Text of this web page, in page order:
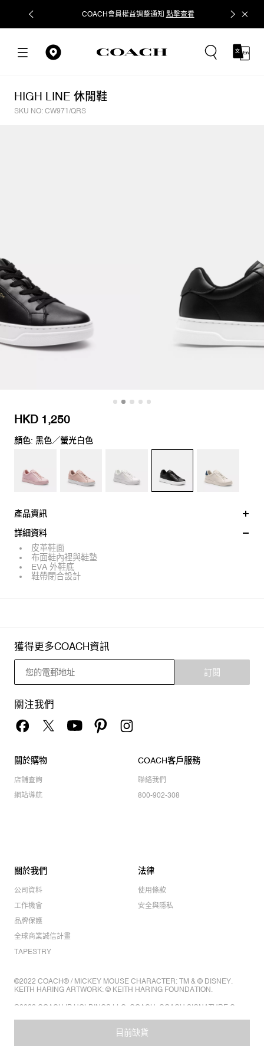
COACH會員權益調整通知點擊查看 立即追蹤
HIGH LINE 休閒鞋
SKU NO: CW971/QRS
HKD 1,250
顏色: 黑色／螢光白色
產品資訊
詳細資料
皮革鞋面
布面鞋內裡與鞋墊
EVA 外鞋底
鞋帶閉合設計
目前缺貨
獲得更多COACH資訊
訂閱
關注我們
關於購物
店舖查詢
網站導航
COACH客戶服務
聯絡我們
800-902-308
關於我們
公司資料
工作機會
品牌保護
全球商業誠信計畫
TAPESTRY
法律
使用條款
安全與隱私
©2022 COACH® / MICKEY MOUSE CHARACTER: TM & © DISNEY.
KEITH HARING ARTWORK: © KEITH HARING FOUNDATION.
©2022 COACH IP HOLDINGS LLC. COACH, COACH SIGNATURE C